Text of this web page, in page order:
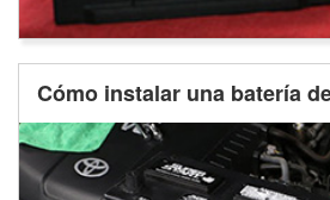
Cómo instalar una batería